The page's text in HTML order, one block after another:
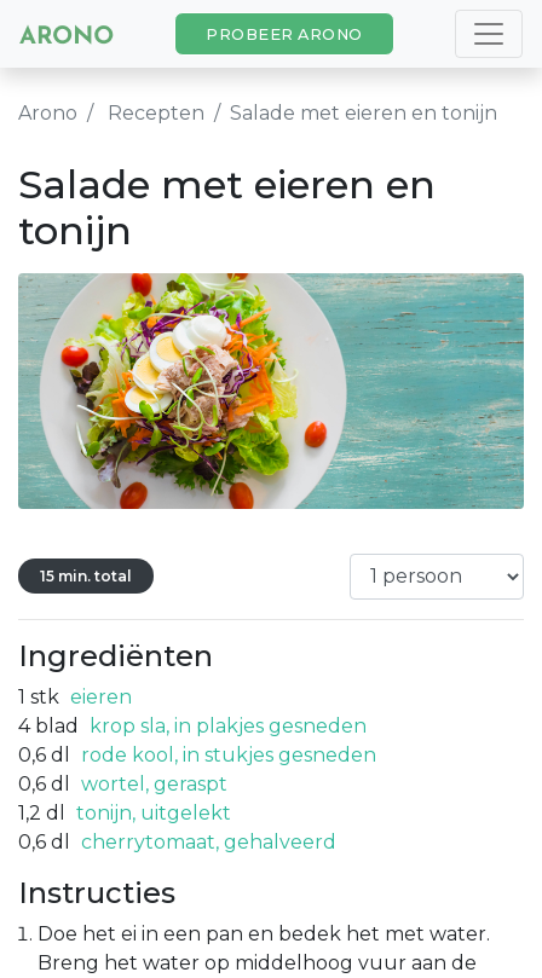
PROBEER ARONO
Arono Recepten Salade met eieren en tonijn
Salade met eieren en
tonijn
15 min. total
Ingrediënten
1 stk eieren
4 blad
krop sla, in plakjes gesneden
0,6 dl
rode kool, in stukjes gesneden
0,6 dl
wortel, geraspt
1,2 dl
tonijn, uitgelekt
0,6 dl cherrytomaat, gehalveerd
Instructies
Doe het ei in een pan en bedek het met water.
Breng het water op middelhoog vuur aan de